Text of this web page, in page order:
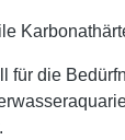
für die